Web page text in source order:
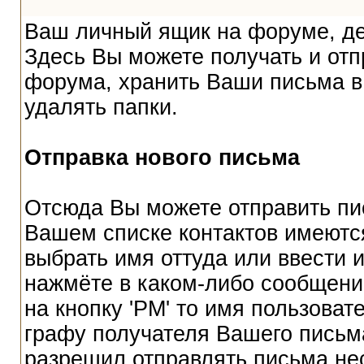
Ваш личный ящик на форуме,
Здесь Вы можете получать и
форума, хранить Ваши письма в
удалять папки.
Отправка нового письма
Отсюда Вы можете отправить
Вашем списке контактов
выбрать имя оттуда или
нажмёте в каком-либо
на кнопку 'PM' то имя
графу получателя Вашего
разрешил отправлять письма